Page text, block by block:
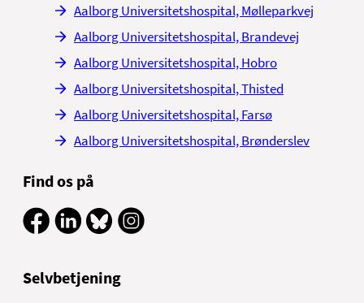
Aalborg Universitetshospital, Mølleparkvej
Aalborg Universitetshospital, Brandevej
Aalborg Universitetshospital, Hobro
Aalborg Universitetshospital, Thisted
Aalborg Universitetshospital, Farsø
Aalborg Universitetshospital, Brønderslev
Find os på
Selvbetjening